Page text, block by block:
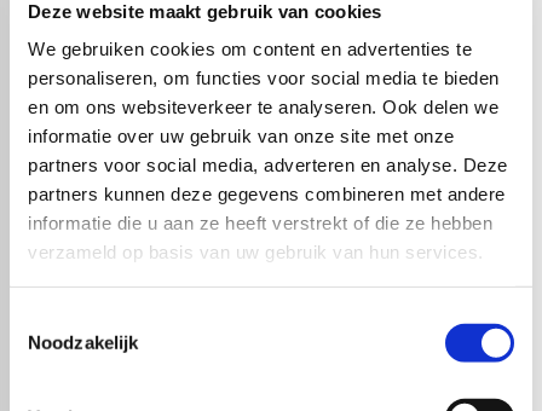
Deze website maakt gebruik van cookies
We gebruiken cookies om content en advertenties te
personaliseren, om functies voor social media te bieden
en om ons websiteverkeer te analyseren. Ook delen we
informatie over uw gebruik van onze site met onze
partners voor social media, adverteren en analyse. Deze
partners kunnen deze gegevens combineren met andere
informatie die u aan ze heeft verstrekt of die ze hebben
verzameld op basis van uw gebruik van hun services.
Noodzakelijk
Populaire producten